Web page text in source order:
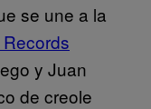
se une a la
y Juan
de creole